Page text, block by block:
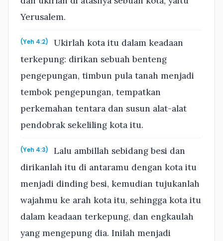
Yerusalem.
(Yeh 4:2)
Ukirlah kota itu dalam keadaan
terkepung: dirikan sebuah benteng
pengepungan, timbun pula tanah menjadi
tembok pengepungan, tempatkan
perkemahan tentara dan susun alat-alat
pendobrak sekeliling kota itu.
(Yeh 4:3)
Lalu ambillah sebidang besi dan
dirikanlah itu di antaramu dengan kota itu
menjadi dinding besi, kemudian tujukanlah
wajahmu ke arah kota itu, sehingga kota itu
dalam keadaan terkepung, dan engkaulah
yang mengepung dia. Inilah menjadi